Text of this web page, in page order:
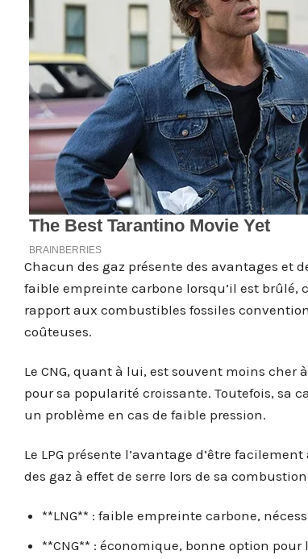
Chacun des gaz présente des avantages et
faible empreinte carbone lorsqu’il est
rapport aux combustibles fossiles
coûteuses.
Le CNG, quant à lui, est souvent moins
pour sa popularité croissante. Toutefois, sa
un problème en cas de faible pression.
Le LPG présente l’avantage d’être
des gaz à effet de serre lors de sa
**LNG** : faible empreinte carbone,
**CNG** : économique, bonne option